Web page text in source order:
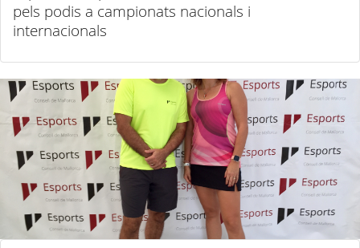
pels podis a campionats nacionals i
internacionals